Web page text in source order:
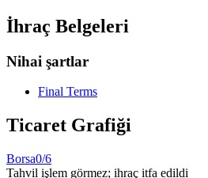
İhraç Belgeleri
Nihai şartlar
Final Terms
Ticaret Grafiği
Borsa0/6
Tahvil işlem görmez; ihraç itfa edildi